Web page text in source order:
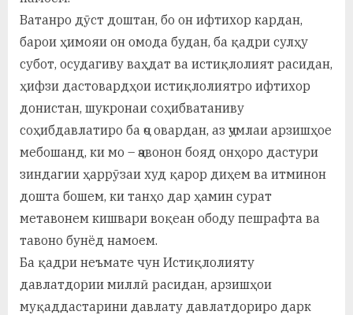
Ватанро дӯст доштан, бо он ифтихор кардан,
барои ҳимояи он омода будан, ба қадри сулҳу
субот, осудагиву ваҳдат ва истиқлолият расидан,
ҳифзи дастовардҳои истиқлолиятро ифтихор
донистан, шукронаи соҳибватаниву
соҳибдавлатиро ба ҷо овардан, аз ҷумлаи арзишҳое
мебошанд, ки мо – ҷавонон бояд онҳоро дастури
зиндагии ҳаррӯзаи худ қарор диҳем ва итминон
дошта бошем, ки танҳо дар ҳамин сурат
метавонем кишвари воқеан ободу пешрафта ва
тавоно бунёд намоем.
Ба қадри неъмате чун Истиқлолияту
давлатдории миллӣ расидан, арзишҳои
муқаддастарини давлату давлатдориро дарк